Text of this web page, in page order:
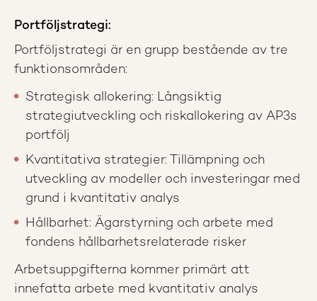
Portföljstrategi:
Portföljstrategi är en grupp bestående av tre
funktionsområden:
Strategisk allokering: Långsiktig
strategiutveckling och riskallokering av AP3s
portfölj
Kvantitativa strategier: Tillämpning och
utveckling av modeller och investeringar med
grund i kvantitativ analys
Hållbarhet: Ägarstyrning och arbete med
fondens hållbarhetsrelaterade risker
Arbetsuppgifterna kommer primärt att
innefatta arbete med kvantitativ analys